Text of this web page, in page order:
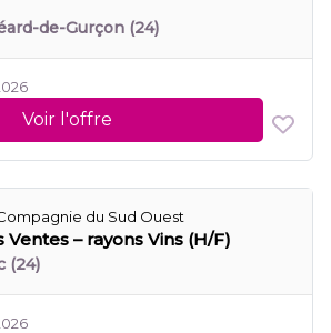
de-Gurçon (24)
Voir l'offre
du Sud Ouest
– rayons Vins (H/F)
(24)